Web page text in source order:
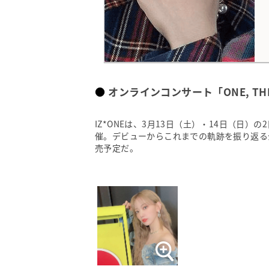
オンラインコンサート「ONE,
IZ*ONEは、3月13日（土）・14日（日）の
催。デビューからこれまでの軌跡を振り返
売予定だ。